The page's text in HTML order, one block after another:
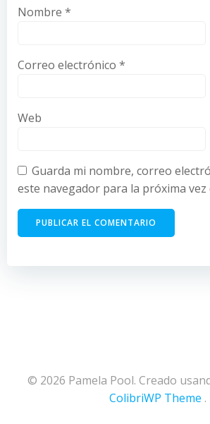
Nombre *
Correo electrónico *
Web
Guarda mi nombre, correo
este navegador para la próxima vez
© 2026 Pamela Pool. Creado
ColibriWP Theme .